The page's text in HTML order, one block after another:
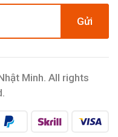
Gửi
Minh. All rights